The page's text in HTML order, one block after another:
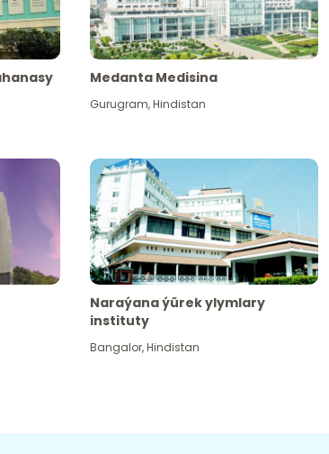
Medanta Medisina
Gurugram,Hindistan
Naraýana ýürek ylymlary
instituty
Bangalor,Hindistan